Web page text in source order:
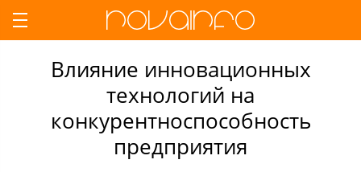
Влияние инновационных
технологий на
конкурентноспособность
предприятия